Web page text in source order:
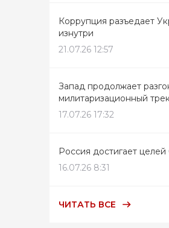
Коррупция разъедает
изнутри
21.07.26 12:57
Запад продолжает
милитаризационный
17.07.26 17:32
Россия достигает
16.07.26 8:31
ЧИТАТЬ ВСЕ